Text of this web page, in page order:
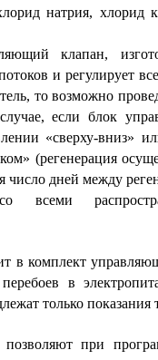
натрия, хлорид
клапан,
и регулирует
то возможно
если блок
«сверху-
(регенерация
дней между
всеми
комплект
в
только показания
позволяют при